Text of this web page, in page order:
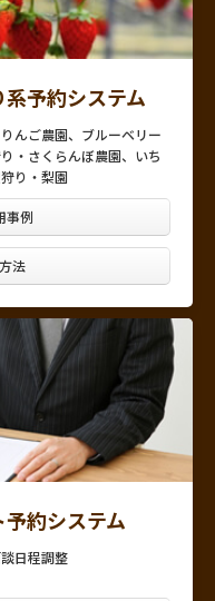
予約システム
んご農園、ブルーベリー
・さくらんぼ農園、いち
り・梨園
事例
法
約システム
日程調整